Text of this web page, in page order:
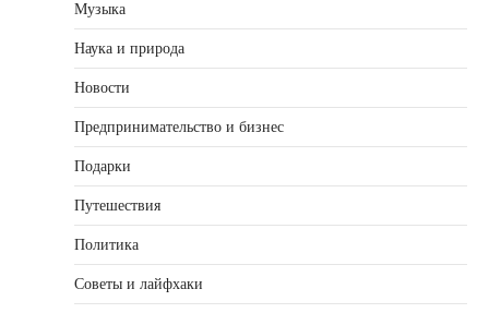
Музыка
Наука и природа
Новости
Предпринимательство и бизнес
Подарки
Путешествия
Политика
Советы и лайфхаки